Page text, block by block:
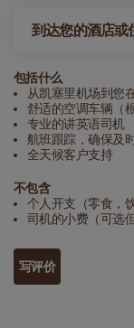
到达您的酒店或
包括什么
从凯塞里机场到您
舒适的空调车辆（
专业的讲英语司机
航班跟踪，确保及
全天候客户支持
不包含
个人开支（零食，
司机的小费（可选
写评价